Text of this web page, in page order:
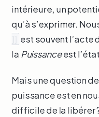
intérieure, un
qu’à s’exprimer.
]] est souvent l’acte
la Puissanceest
Mais une question
puissance est en
difficile de la libérer